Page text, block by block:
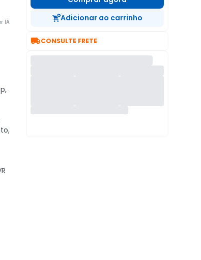
IA
Adicionar ao carrinho
CONSULTE FRETE